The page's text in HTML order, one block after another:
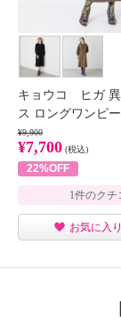
キョウコ ヒガ 異
ス ロングワンピ
¥9,900
¥7,700 (税込)
22%OFF
1件のクチ
お気に入